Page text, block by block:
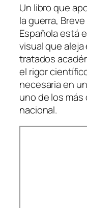
Un libro que
la guerra,
Españolaestá
visual que
tratados
el rigor
necesaria en
uno de los
nacional.